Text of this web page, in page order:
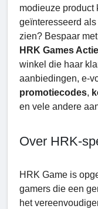
modieuze product
geïnteresseerd
zien? Bespaar
HRK Games
winkel die haar
aanbiedingen, e-
promotiecodes,
en vele andere
Over HRK-
HRK Game is
gamers die een
het